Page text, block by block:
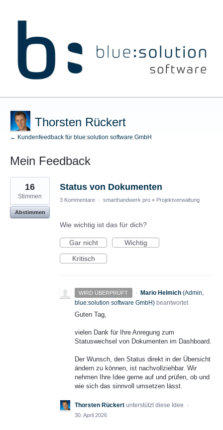
Thorsten Rückert
← Kundenfeedback für blue:solution software GmbH
Mein Feedback
8
gefundene
Ergebnisse
Status von Dokumenten
16
Stimmen
Abstimmen
3 Kommentare · smarthandwerk pro » Projektverwaltung
Wie wichtig ist das für dich?
Gar nicht
Wichtig
Kritisch
WIRD ÜBERPRÜFT · Mario Helmich (Admin,
blue:solution software GmbH) beantwortet
Guten Tag,
vielen Dank für Ihre Anregung zum
Statuswechsel von Dokumenten im Dashboard.
Der Wunsch, den Status direkt in der Übersicht
ändern zu können, ist nachvollziehbar. Wir
nehmen Ihre Idee gerne auf und prüfen, ob und
wie sich das sinnvoll umsetzen lässt.
Thorsten Rückert unterstützt diese Idee ·
30. April 2026